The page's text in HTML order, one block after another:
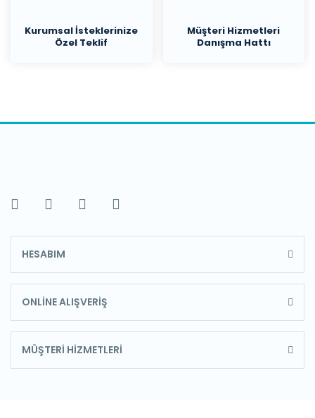
Kurumsal İsteklerinize
Özel Teklif
Müşteri Hizmetleri
Danışma Hattı
HESABIM
ONLİNE ALIŞVERİŞ
MÜŞTERİ HİZMETLERİ